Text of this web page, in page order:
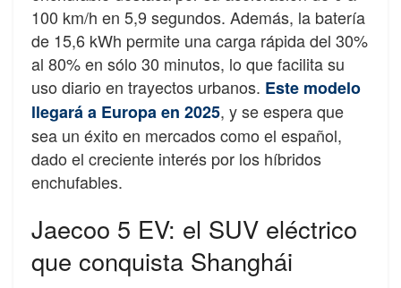
100 km/h en 5,9 segundos. Además, la batería
de 15,6 kWh permite una carga rápida del 30%
al 80% en sólo 30 minutos, lo que facilita su
uso diario en trayectos urbanos. Este modelo
llegará a Europa en 2025, y se espera que
sea un éxito en mercados como el español,
dado el creciente interés por los híbridos
enchufables.
Jaecoo 5 EV: el SUV eléctrico
que conquista Shanghái